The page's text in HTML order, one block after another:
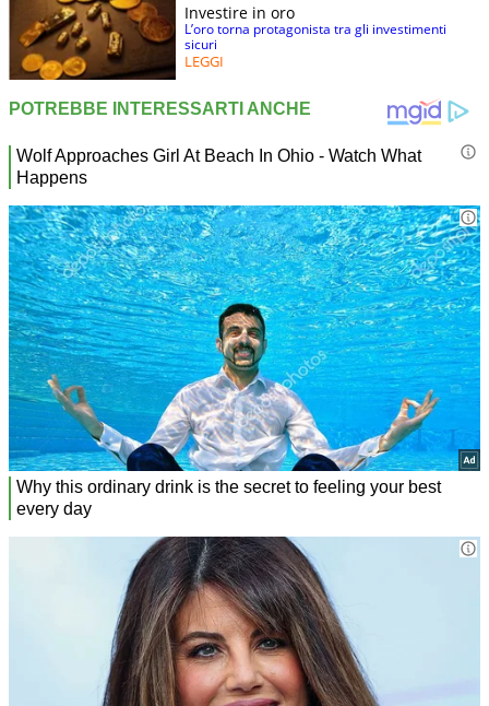
Investire in oro
L’oro torna protagonista tra gli investimenti
sicuri
LEGGI